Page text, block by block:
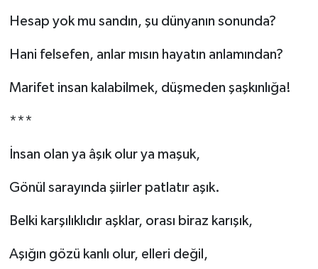
Hesap yok mu sandın, şu dünyanın sonunda?
Hani felsefen, anlar mısın hayatın anlamından?
Marifet insan kalabilmek, düşmeden şaşkınlığa!
***
İnsan olan ya âşık olur ya maşuk,
Gönül sarayında şiirler patlatır aşık.
Belki karşılıklıdır aşklar, orası biraz karışık,
Aşığın gözü kanlı olur, elleri değil,
Yaşam